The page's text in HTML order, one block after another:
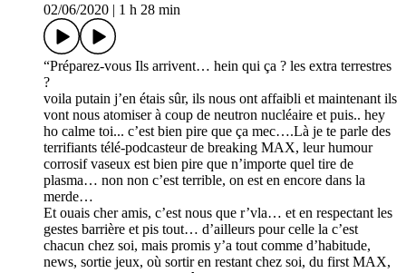
02/06/2020 | 1 h 28 min
“Préparez-vous Ils arrivent… hein qui ça ? les extra terrestres
?
voila putain j’en étais sûr, ils nous ont affaibli et maintenant ils
vont nous atomiser à coup de neutron nucléaire et puis.. hey
ho calme toi... c’est bien pire que ça mec….Là je te parle des
terrifiants télé-podcasteur de breaking MAX, leur humour
corrosif vaseux est bien pire que n’importe quel tire de
plasma… non non c’est terrible, on est en encore dans la
merde…
Et ouais cher amis, c’est nous que r’vla… et en respectant les
gestes barrière et pis tout… d’ailleurs pour celle la c’est
chacun chez soi, mais promis y’a tout comme d’habitude,
news, sortie jeux, où sortir en restant chez soi, du first MAX,